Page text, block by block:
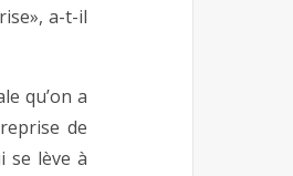
a-t-il
qu’on a
de
se lève à